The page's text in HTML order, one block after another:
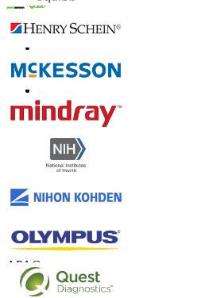
Kontaktieren Sie uns
US+1 833 909 2966 ( Gebührenfrei )
UK+44 808 502 0280 (Gebührenfrei )
APAC
sales@fortunebusinessinsights.com